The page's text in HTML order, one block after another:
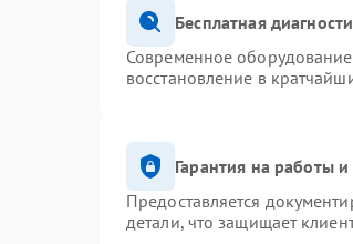
Бесплатная
Современное
восстановление в
Гарантия на работы и
Предоставляется
детали, что защищает